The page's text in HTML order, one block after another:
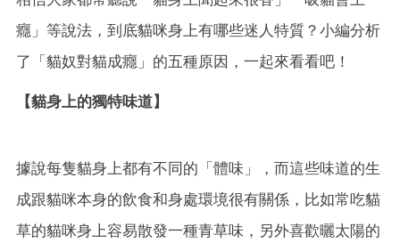
癮」等說法，到底貓咪身上有哪些迷人特質？小編分析
了「貓奴對貓成癮」的五種原因，一起來看看吧！
【貓身上的獨特味道】
據說每隻貓身上都有不同的「體味」，而這些味道的生
成跟貓咪本身的飲食和身處環境很有關係，比如常吃貓
草的貓咪身上容易散發一種青草味，另外喜歡曬太陽的